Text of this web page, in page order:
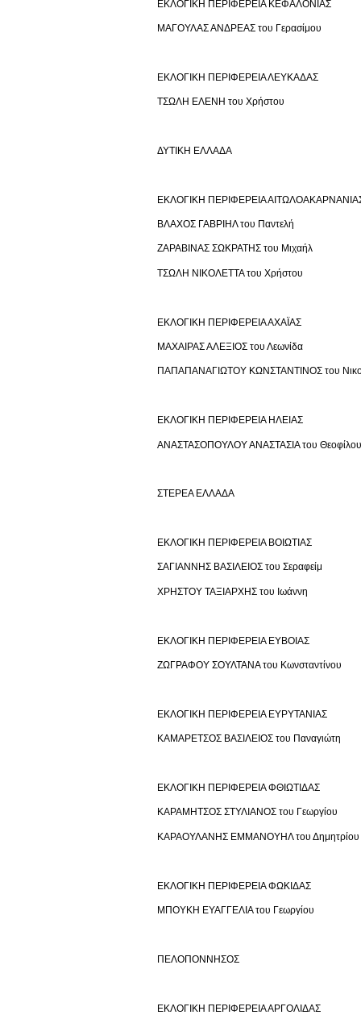
ΕΚΛΟΓΙΚΗ ΠΕΡΙΦΕΡΕΙΑ ΚΕΦΑΛΟΝΙΑΣ
ΜΑΓΟΥΛΑΣ ΑΝΔΡΕΑΣ του Γερασίμου
ΕΚΛΟΓΙΚΗ ΠΕΡΙΦΕΡΕΙΑ ΛΕΥΚΑΔΑΣ
ΤΣΩΛΗ ΕΛΕΝΗ του Χρήστου
ΔΥΤΙΚΗ ΕΛΛΑΔΑ
ΕΚΛΟΓΙΚΗ ΠΕΡΙΦΕΡΕΙΑ
ΒΛΑΧΟΣ ΓΑΒΡΙΗΛ του Παντελή
ΖΑΡΑΒΙΝΑΣ ΣΩΚΡΑΤΗΣ του Μιχαήλ
ΤΣΩΛΗ ΝΙΚΟΛΕΤΤΑ του Χρήστου
ΕΚΛΟΓΙΚΗ ΠΕΡΙΦΕΡΕΙΑ ΑΧΑΪΑΣ
ΜΑΧΑΙΡΑΣ ΑΛΕΞΙΟΣ του Λεωνίδα
ΠΑΠΑΠΑΝΑΓΙΩΤΟΥ ΚΩΝΣΤΑΝΤΙΝΟΣ του
ΕΚΛΟΓΙΚΗ ΠΕΡΙΦΕΡΕΙΑ ΗΛΕΙΑΣ
ΑΝΑΣΤΑΣΟΠΟΥΛΟΥ ΑΝΑΣΤΑΣΙΑ του Θεοφίλου
ΣΤΕΡΕΑ ΕΛΛΑΔΑ
ΕΚΛΟΓΙΚΗ ΠΕΡΙΦΕΡΕΙΑ ΒΟΙΩΤΙΑΣ
ΣΑΓΙΑΝΝΗΣ ΒΑΣΙΛΕΙΟΣ του Σεραφείμ
ΧΡΗΣΤΟΥ ΤΑΞΙΑΡΧΗΣ του Ιωάννη
ΕΚΛΟΓΙΚΗ ΠΕΡΙΦΕΡΕΙΑ ΕΥΒΟΙΑΣ
ΖΩΓΡΑΦΟΥ ΣΟΥΛΤΑΝΑ του Κωνσταντίνου
ΕΚΛΟΓΙΚΗ ΠΕΡΙΦΕΡΕΙΑ ΕΥΡΥΤΑΝΙΑΣ
ΚΑΜΑΡΕΤΣΟΣ ΒΑΣΙΛΕΙΟΣ του Παναγιώτη
ΕΚΛΟΓΙΚΗ ΠΕΡΙΦΕΡΕΙΑ ΦΘΙΩΤΙΔΑΣ
ΚΑΡΑΜΗΤΣΟΣ ΣΤΥΛΙΑΝΟΣ του Γεωργίου
ΚΑΡΑΟΥΛΑΝΗΣ ΕΜΜΑΝΟΥΗΛ του Δημητρίου
ΕΚΛΟΓΙΚΗ ΠΕΡΙΦΕΡΕΙΑ ΦΩΚΙΔΑΣ
ΜΠΟΥΚΗ ΕΥΑΓΓΕΛΙΑ του Γεωργίου
ΠΕΛΟΠΟΝΝΗΣΟΣ
ΕΚΛΟΓΙΚΗ ΠΕΡΙΦΕΡΕΙΑ ΑΡΓΟΛΙΔΑΣ